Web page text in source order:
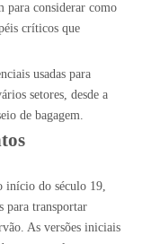
para considerar como
críticos que
usadas para
setores, desde a
de bagagem.
início do século 19,
para transportar
As versões iniciais